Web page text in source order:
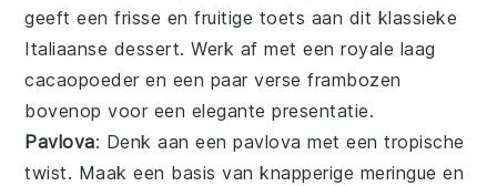
geeft een frisse en fruitige toets aan dit klassieke
Italiaanse dessert. Werk af met een royale laag
cacaopoeder en een paar verseframbozen
bovenop voor een elegante presentatie.
Pavlova: Denk aan eenpavlova met een tropische
twist. Maak een basis van knapperige meringue en